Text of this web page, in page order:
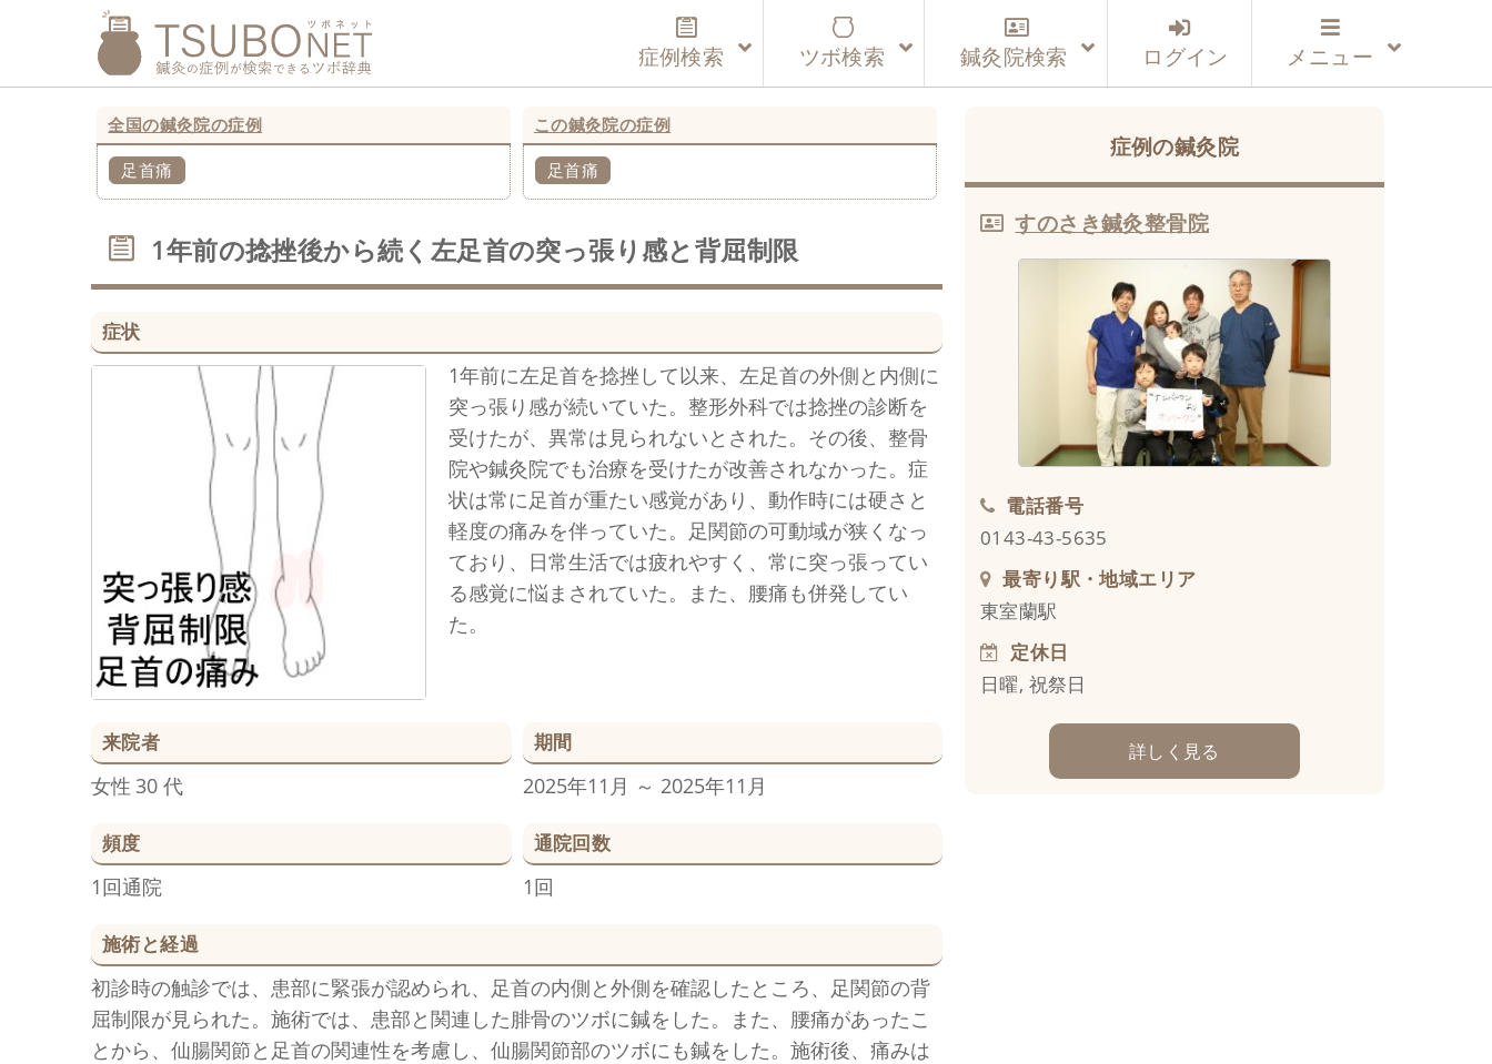
症例検索 ツボ検索 鍼灸院検索 ログイン メニュー
全国の鍼灸院の症例
足首痛
この鍼灸院の症例
足首痛
1年前の捻挫後から続く左足首の突っ張り感と背屈制限
症状
1年前に左足首を捻挫して以来、左足首の外側と内側に
突っ張り感が続いていた。整形外科では捻挫の診断を
受けたが、異常は見られないとされた。その後、整骨
院や鍼灸院でも治療を受けたが改善されなかった。症
状は常に足首が重たい感覚があり、動作時には硬さと
軽度の痛みを伴っていた。足関節の可動域が狭くなっ
ており、日常生活では疲れやすく、常に突っ張ってい
る感覚に悩まされていた。また、腰痛も併発してい
た。
来院者
女性 30 代
期間
2025年11月 ～ 2025年11月
頻度
1回通院
通院回数
1回
施術と経過
初診時の触診では、患部に緊張が認められ、足首の内側と外側を確認したところ、足関節の背
屈制限が見られた。施術では、患部と関連した腓骨のツボに鍼をした。また、腰痛があったこ
とから、仙腸関節と足首の関連性を考慮し、仙腸関節部のツボにも鍼をした。施術後、痛みは
症例の鍼灸院
すのさき鍼灸整骨院
電話番号
0143-43-5635
最寄り駅・地域エリア
東室蘭駅
定休日
日曜, 祝祭日
詳しく見る